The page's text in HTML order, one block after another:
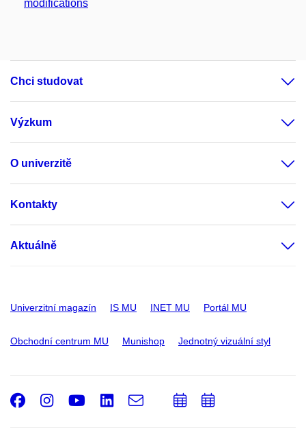
modifications
Chci studovat
Výzkum
O univerzitě
Kontakty
Aktuálně
Univerzitní magazín IS MU INET MU Portál MU
Obchodní centrum MU Munishop Jednotný vizuální styl
Facebook
Instagram
Youtube
LinkedIn
e-
Email
PřidatPřidat